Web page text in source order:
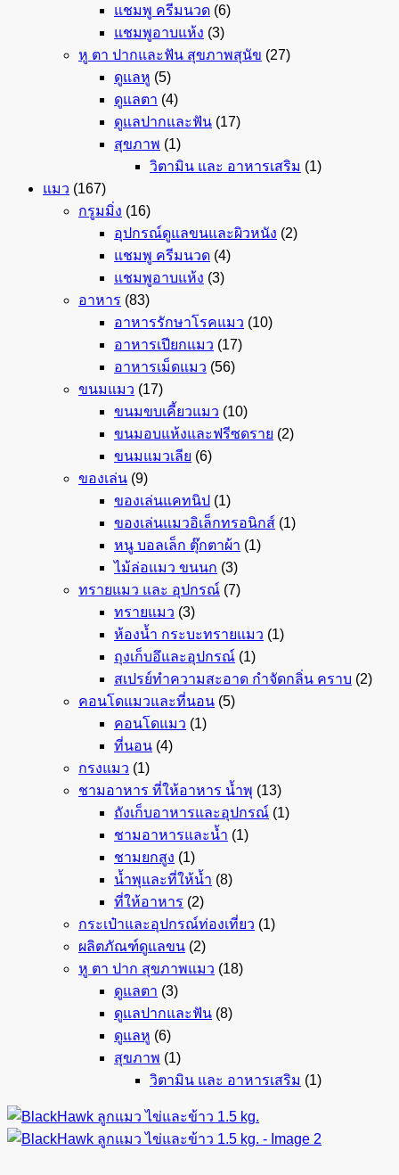
แชมพู ครีมนวด (6)
แชมพูอาบแห้ง (3)
หู ตา ปากและฟัน สุขภาพสุนัข (27)
ดูแลหู (5)
ดูแลตา (4)
ดูแลปากและฟัน (17)
สุขภาพ (1)
วิตามิน และ อาหารเสริม (1)
แมว (167)
กรูมมิ่ง (16)
อุปกรณ์ดูแลขนและผิวหนัง (2)
แชมพู ครีมนวด (4)
แชมพูอาบแห้ง (3)
อาหาร (83)
อาหารรักษาโรคแมว (10)
อาหารเปียกแมว (17)
อาหารเม็ดแมว (56)
ขนมแมว (17)
ขนมขบเคี้ยวแมว (10)
ขนมอบแห้งและฟรีซดราย (2)
ขนมแมวเลีย (6)
ของเล่น (9)
ของเล่นแคทนิป (1)
ของเล่นแมวอิเล็กทรอนิกส์ (1)
หนู บอลเล็ก ตุ๊กตาผ้า (1)
ไม้ล่อแมว ขนนก (3)
ทรายแมว และ อุปกรณ์ (7)
ทรายแมว (3)
ห้องน้ำ กระบะทรายแมว (1)
ถุงเก็บอึและอุปกรณ์ (1)
สเปรย์ทำความสะอาด กำจัดกลิ่น คราบ (2)
คอนโดแมวและที่นอน (5)
คอนโดแมว (1)
ที่นอน (4)
กรงแมว (1)
ชามอาหาร ที่ให้อาหาร น้ำพุ (13)
ถังเก็บอาหารและอุปกรณ์ (1)
ชามอาหารและน้ำ (1)
ชามยกสูง (1)
น้ำพุและที่ให้น้ำ (8)
ที่ให้อาหาร (2)
กระเป๋าและอุปกรณ์ท่องเที่ยว (1)
ผลิตภัณฑ์ดูแลขน (2)
หู ตา ปาก สุขภาพแมว (18)
ดูแลตา (3)
ดูแลปากและฟัน (8)
ดูแลหู (6)
สุขภาพ (1)
วิตามิน และ อาหารเสริม (1)